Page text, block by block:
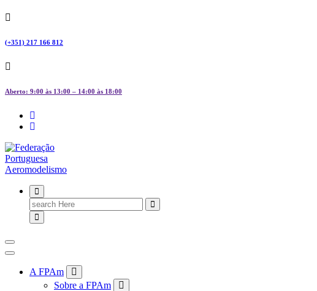
(+351) 217 166 812
Aberto: 9:00 às 13:00 – 14:00 às 18:00
FPAM
Search
for:
A FPAm
Sobre a FPAm